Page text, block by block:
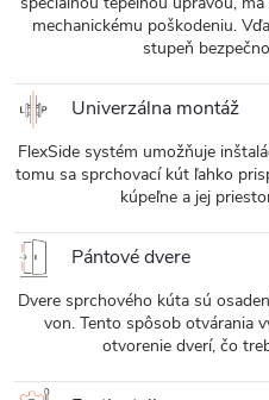
mechanickému poškodeniu.
stupeň
Univerzálna montáž
FlexSide systém umožňuje
tomu sa sprchovací kút ľahko
kúpeľne a jej
Pántové dvere
Dvere sprchového kúta sú
von. Tento spôsob otvárania
otvorenie dverí, čo